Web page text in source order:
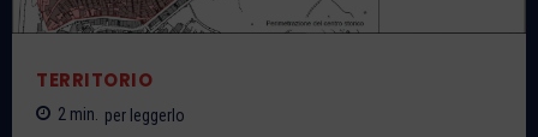
TERRITORIO
2 min. per leggerlo